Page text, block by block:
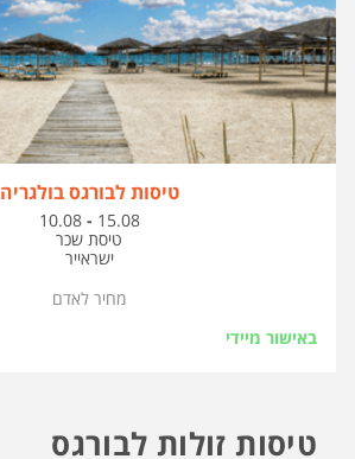
טיסות לבורגס בולגריה
בין
התאריכים,
10.08 - 15.08
טיסת שכר
ישראייר
באישור מיידי
מחיר לאדם
טיסות זולות לבורגס